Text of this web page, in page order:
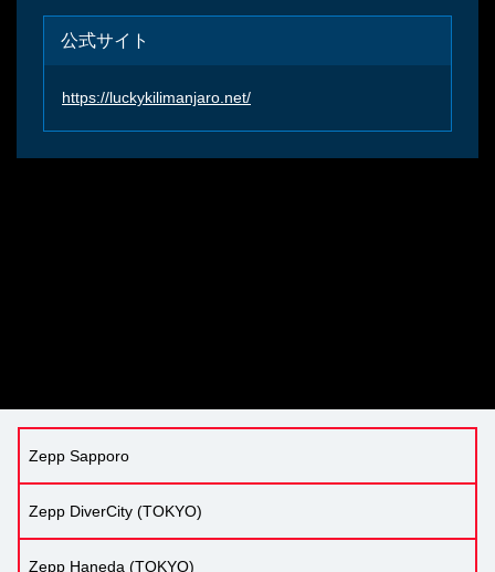
公式サイト
https://luckykilimanjaro.net/
Zepp Sapporo
Zepp DiverCity (TOKYO)
Zepp Haneda (TOKYO)